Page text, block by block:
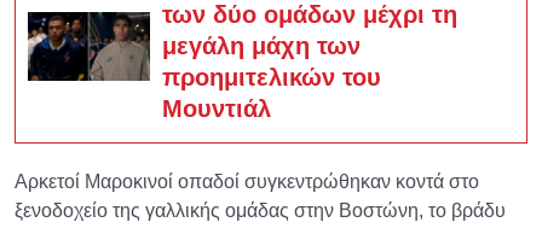
των δύο ομάδων μέχρι τη
μεγάλη μάχη των
προημιτελικών του
Μουντιάλ
Αρκετοί Μαροκινοί οπαδοί συγκεντρώθηκαν κοντά στο
ξενοδοχείο της γαλλικής ομάδας στην Βοστώνη, το βράδυ